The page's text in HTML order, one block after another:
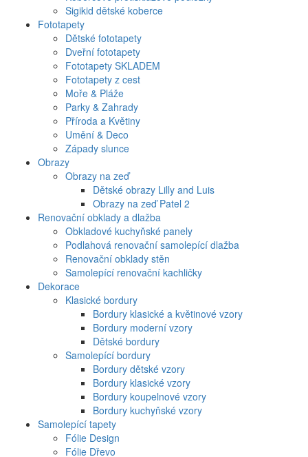
Sigikid dětské koberce
Fototapety
Dětské fototapety
Dveřní fototapety
Fototapety SKLADEM
Fototapety z cest
Moře & Pláže
Parky & Zahrady
Příroda a Květiny
Umění & Deco
Západy slunce
Obrazy
Obrazy na zeď
Dětské obrazy Lilly and Luis
Obrazy na zeď Patel 2
Renovační obklady a dlažba
Obkladové kuchyňské panely
Podlahová renovační samolepící dlažba
Renovační obklady stěn
Samolepící renovační kachličky
Dekorace
Klasické bordury
Bordury klasické a květinové vzory
Bordury moderní vzory
Dětské bordury
Samolepící bordury
Bordury dětské vzory
Bordury klasické vzory
Bordury koupelnové vzory
Bordury kuchyňské vzory
Samolepící tapety
Fólie Design
Fólie Dřevo